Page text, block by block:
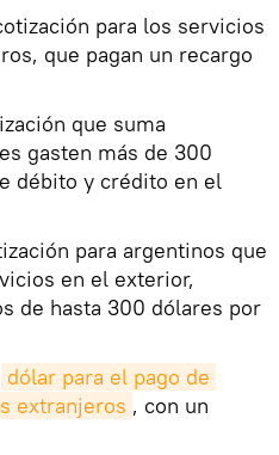
para los servicios
que pagan un recargo
que suma
gasten más de 300
débito y crédito en el
para argentinos que
en el exterior,
de hasta 300 dólares por
dólar para el pago de
extranjeros , con un